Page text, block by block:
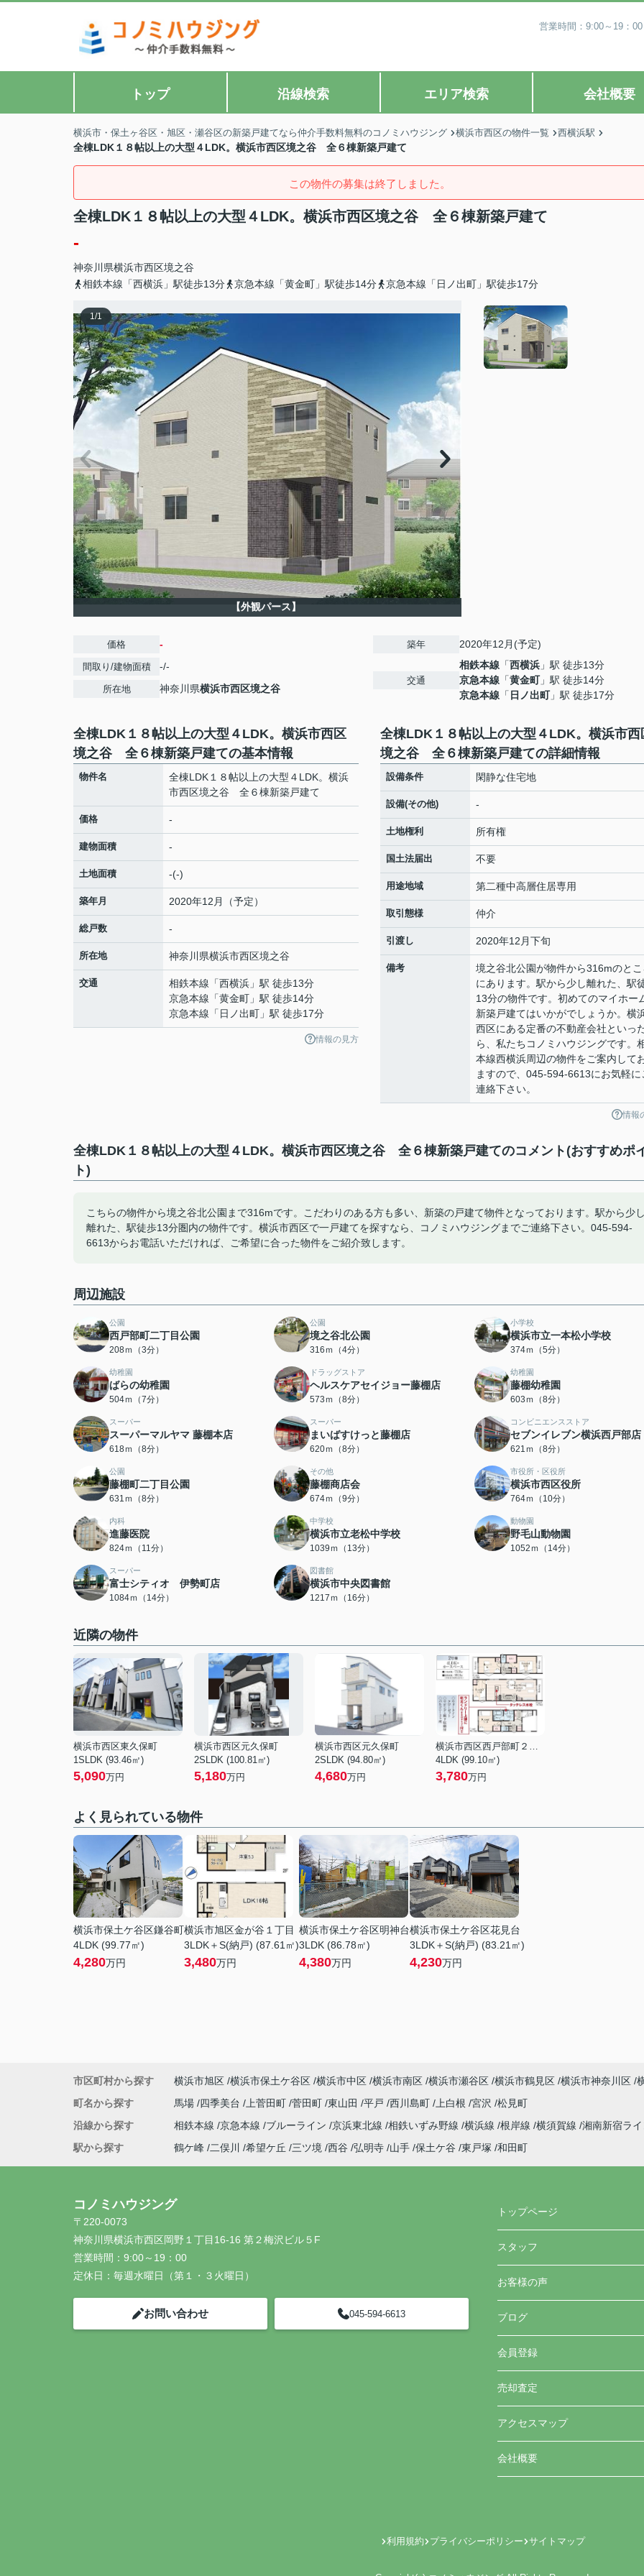
営業時間：9:00～19：
トップ 沿線検索 エリア検索 会社概要
横浜市・保土ヶ谷区・旭区・瀬谷区の新築戸建てなら仲介手数料無料のコノミハウジング 横浜市西区の物件一覧 西横浜駅
全棟LDK１８帖以上の大型４LDK。横浜市西区境之谷 全６棟新築戸建て
この物件の募集は終了しました。
全棟LDK１８帖以上の大型４LDK。横浜市西区境之谷 全６棟新築戸建て
-
神奈川県横浜市西区境之谷
相鉄本線「西横浜」駅徒歩13分
京急本線「黄金町」駅徒歩14分 京急本線「日ノ出町」駅徒歩17分
1/1
【外観パース】
価格 -
間取り/建物面積 -/-
所在地 神奈川県横浜市西区境之谷
築年 2020年12月(予定)
交通
相鉄本線 「西横浜 」駅 徒歩13分
京急本線 「黄金町」駅 徒歩14分
京急本線 「 日ノ出町」駅 徒歩17分
全棟LDK１８帖以上の大型４LDK。横浜市西区
境之谷 全６棟新築戸建ての基本情報
物件名
全棟LDK１８帖以上の大型４LDK。横浜
市西区境之谷 全６棟新築戸建て
価格 -
建物面積 -
土地面積 -(-)
築年月 2020年12月（予定）
総戸数 -
所在地 神奈川県横浜市西区境之谷
交通 相鉄本線 「西横浜 」駅 徒歩13分
京急本線 「黄金町 」駅 徒歩14分
京急本線 「 日ノ出町 」駅 徒歩17分
情報の見方
全棟LDK１８帖以上の大型４LDK。横浜市西
境之谷 全６棟新築戸建ての詳細情報
設備条件 閑静な住宅地
設備(その他) -
土地権利 所有権
国土法届出 不要
用途地域 第二種中高層住居専用
取引態様 仲介
引渡し 2020年12月下旬
備考
境之谷北公園が物件から316mのと
にあります。駅から少し離れた、駅
13分の物件です。初めてのマイホー
新築戸建てはいかがでしょうか。横
西区にある定番の不動産会社といっ
ら、私たちコノミハウジングです。
本線西横浜周辺の物件をご案内して
ますので、045-594-6613にお気軽に
連絡下さい。
情報
全棟LDK１８帖以上の大型４LDK。横浜市西区境之谷 全６棟新築戸建てのコメント(おすすめポ
ト)
こちらの物件から境之谷北公園まで316mです。こだわりのある方も多い、新築の戸建て物件となっております。駅から少
離れた、駅徒歩13分圏内の物件です。横浜市西区で一戸建てを探すなら、コノミハウジングまでご連絡下さい。045-594-
6613からお電話いただければ、ご希望に合った物件をご紹介致します。
周辺施設
公園
西戸部町二丁目公園
208ｍ（3分）
公園
境之谷北公園
316ｍ（4分）
小学校
横浜市立一本松小学校
374ｍ（5分）
幼稚園
ばらの幼稚園
504ｍ（7分）
ドラッグストア
ヘルスケアセイジョー藤棚店
573ｍ（8分）
幼稚園
藤棚幼稚園
603ｍ（8分）
スーパー
スーパーマルヤマ 藤棚本店
618ｍ（8分）
スーパー
まいばすけっと藤棚店
620ｍ（8分）
コンビニエンスストア
セブンイレブン横浜西戸部店
621ｍ（8分）
公園
藤棚町二丁目公園
631ｍ（8分）
その他
藤棚商店会
674ｍ（9分）
市役所・区役所
横浜市西区役所
764ｍ（10分）
内科
進藤医院
824ｍ（11分）
中学校
横浜市立老松中学校
1039ｍ（13分）
動物園
野毛山動物園
1052ｍ（14分）
スーパー
富士シティオ 伊勢町店
1084ｍ（14分）
図書館
横浜市中央図書館
1217ｍ（16分）
近隣の物件
横浜市西区東久保町
1SLDK (93.46㎡)
5,090万円
横浜市西区元久保町
2SLDK (100.81㎡)
5,180万円
横浜市西区元久保町
2SLDK (94.80㎡)
4,680万円
横浜市西区西戸部町２丁目
4LDK (99.10㎡)
3,780万円
よく見られている物件
横浜市保土ケ谷区鎌谷町
4LDK (99.77㎡)
4,280万円
横浜市旭区金が谷１丁目
3LDK＋S(納戸) (87.61㎡)
3,480万円
横浜市保土ケ谷区明神台
3LDK (86.78㎡)
4,380万円
横浜市保土ケ谷区花見台
3LDK＋S(納戸) (83.21㎡)
4,230万円
市区町村から探す 横浜市旭区 横浜市保土ケ谷区 横浜市中区 横浜市南区 横浜市瀬谷区 横浜市鶴見区 横浜市神奈川区
町名から探す
馬場 四季美台 上菅田町 菅田町 東山田 平戸 西川島町 上白根 宮沢
松見町
沿線から探す
相鉄本線 京急本線 ブルーライン 京浜東北線 相鉄いずみ野線 横浜線 根岸線 横須賀線 湘南新宿ラ
駅から探す
鶴ケ峰 二俣川 希望ケ丘 三ツ境 西谷 弘明寺 山手 保土ケ谷 東戸塚 和田町
コノミハウジング
〒220-0073
神奈川県横浜市西区岡野１丁目16-16 第２梅沢ビル５F
営業時間： 9:00～19：00
定休日： 毎週水曜日（第１・３火曜日）
お問い合わせ 045-594-6613
トップページ
スタッフ
お客様の声
ブログ
会員登録
売却査定
アクセスマップ
会社概要
利用規約 プライバシーポリシー サイトマップ